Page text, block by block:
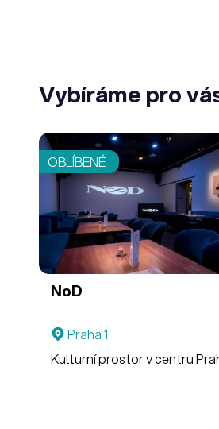
Vybíráme pro
OBLÍBENÉ
NoD
Praha 1
Kulturní prostor v centru